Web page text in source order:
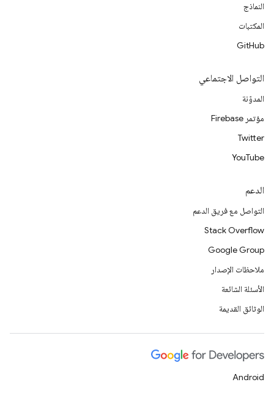
النماذج
المكتبات
GitHub
التواصل الاجتماعي
المدوّنة
مؤتمر Firebase
Twitter
YouTube
الدعم
التواصل مع فريق الدعم
Stack Overflow
Google Group
ملاحظات الإصدار
الأسئلة الشائعة
الوثائق القديمة
Android